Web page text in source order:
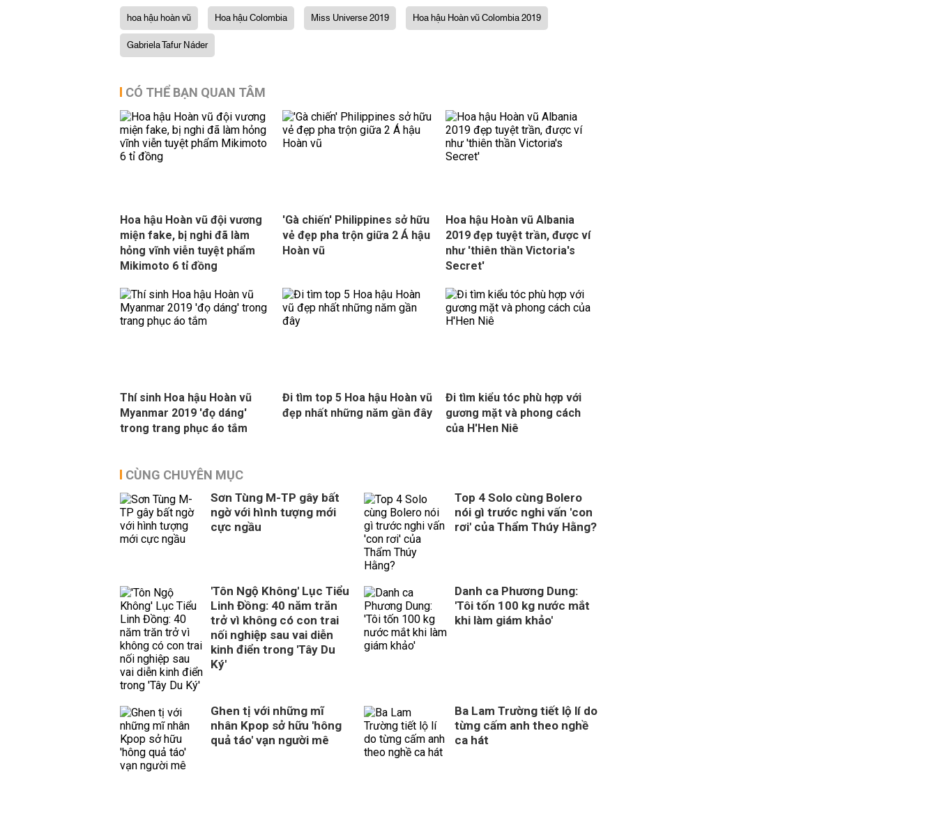
hoa hậu hoàn vũ Hoa hậu Colombia Miss Universe 2019
Hoa hậu Hoàn vũ Colombia 2019
Gabriela Tafur Náder
CÓ THỂ BẠN QUAN TÂM
Hoa hậu Hoàn vũ đội vương
miện fake, bị nghi đã làm
hỏng vĩnh viễn tuyệt phẩm
Mikimoto 6 tỉ đồng
'Gà chiến' Philippines sở hữu
vẻ đẹp pha trộn giữa 2 Á hậu
Hoàn vũ
Hoa hậu Hoàn vũ Albania
2019 đẹp tuyệt trần, được ví
như 'thiên thần Victoria's
Secret'
Thí sinh Hoa hậu Hoàn vũ
Myanmar 2019 'đọ dáng'
trong trang phục áo tắm
Đi tìm top 5 Hoa hậu Hoàn vũ
đẹp nhất những năm gần đây
Đi tìm kiểu tóc phù hợp với
gương mặt và phong cách
của H'Hen Niê
CÙNG CHUYÊN MỤC
Sơn Tùng M-TP gây bất
ngờ với hình tượng mới
cực ngầu
Top 4 Solo cùng Bolero
nói gì trước nghi vấn 'con
rơi' của Thẩm Thúy Hằng?
'Tôn Ngộ Không' Lục Tiểu
Linh Đồng: 40 năm trăn
trở vì không có con trai
nối nghiệp sau vai diễn
kinh điển trong 'Tây Du
Ký'
Danh ca Phương Dung:
'Tôi tốn 100 kg nước mắt
khi làm giám khảo'
Ghen tị với những mĩ
nhân Kpop sở hữu 'hông
quả táo' vạn người mê
Ba Lam Trường tiết lộ lí do
từng cấm anh theo nghề
ca hát